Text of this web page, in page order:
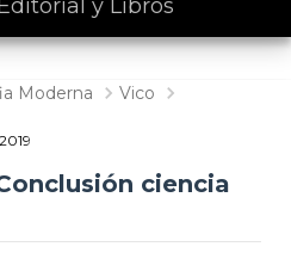
y Libros
Moderna Vico
ciencia